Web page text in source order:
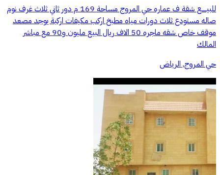
للبيـــــع شقة ف عماره حي المروج مساحة 169 م دور ثاني ثلاث غرف نوم
صاله مستودع ثلاث دورات مياه مطبخ اركب مكيفات اركبة يوجد مصعد
موقف خاص شقه ماجره 50 الاف ريال البيع مليون و90 مع مباشر
المالك
حي المروج, الرياض